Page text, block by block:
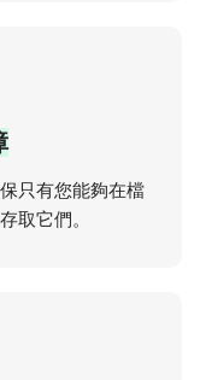
只有您能夠在檔
取它們。